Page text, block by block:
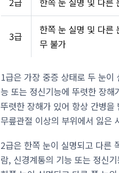
3급
한쪽 눈 실명 및 다른
무 불가
1급은 가장 중증 상태로 두 눈
능 또는 정신기능에 뚜렷한 장
뚜렷한 장해가 있어 항상 간병
무릎관절 이상의 부위에서 잃은
2급은 한쪽 눈이 실명되고 다른
람, 신경계통의 기능 또는 정신